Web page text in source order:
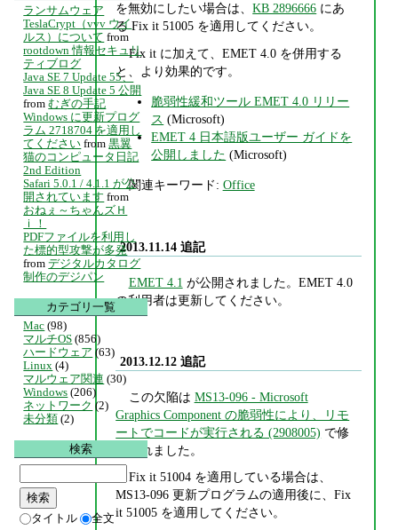
を無効にしたい場合は、KB 2896666 にあ
る Fix it 51005 を適用してください。
Fix it に加えて、EMET 4.0 を併用する
と、より効果的です。
脆弱性緩和ツール EMET 4.0 リリー
ス (Microsoft)
EMET 4 日本語版ユーザー ガイドを
公開しました (Microsoft)
関連キーワード: Office
2013.11.14 追記
EMET 4.1 が公開されました。EMET 4.0
の利用者は更新してください。
2013.12.12 追記
この欠陥は MS13-096 - Microsoft
Graphics Component の脆弱性により、リモ
ートでコードが実行される (2908005) で修
正されました。
Fix it 51004 を適用している場合は、
MS13-096 更新プログラムの適用後に、Fix
it 51005 を適用してください。
ランサムウェア
TeslaCrypt（vvv ウイ
ルス）について from
rootdown 情報セキュリ
ティブログ
Java SE 7 Update 55、
Java SE 8 Update 5 公開
from むぎの手記
Windows に更新プログ
ラム 2718704 を適用し
てください from 黒翼
猫のコンピュータ日記
2nd Edition
Safari 5.0.1 / 4.1.1 が公
開されています from
おねぇ～ちゃんズＨ
ｉ！
PDFファイルを利用し
た標的型攻撃が多発
from デジタルカタログ
制作のデジパン
カテゴリ一覧
Mac (98)
マルチOS (856)
ハードウェア (63)
Linux (4)
マルウェア関連 (30)
Windows (206)
ネットワーク (2)
未分類 (2)
検索
タイトル 全文